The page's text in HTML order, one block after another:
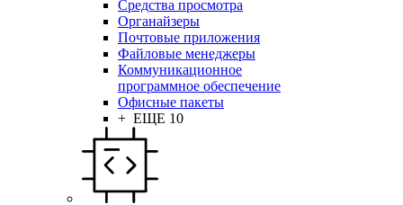
Средства просмотра
Органайзеры
Почтовые приложения
Файловые менеджеры
Коммуникационное
программное обеспечение
Офисные пакеты
+ ЕЩЕ 10